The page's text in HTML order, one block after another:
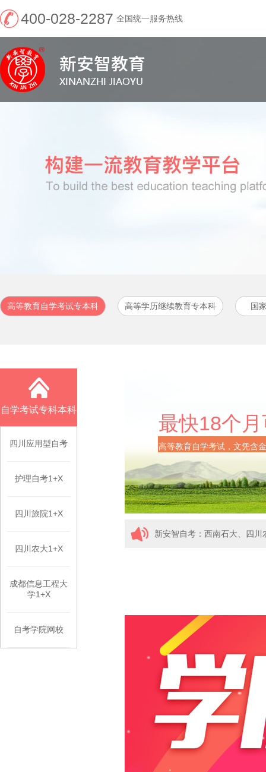
400-028-2287 全国统一服务热线
高等教育自学考试专本科 高等学历继续教育专本科 国
自学考试专科本科
四川应用型自考
护理自考1+X
四川旅院1+X
四川农大1+X
成都信息工程大
学1+X
自考学院网校
最快18个
高等教育自学考试，文凭含
新安智自考：西南石大、四